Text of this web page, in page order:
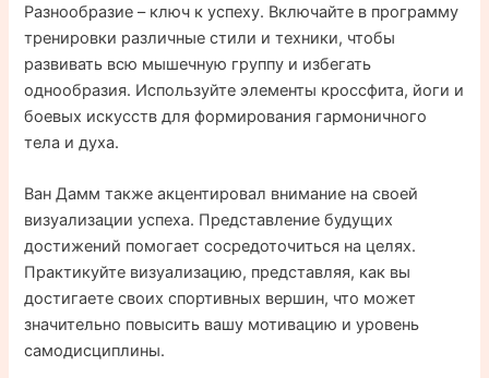
Разнообразие – ключ к успеху. Включайте в программу
тренировки различные стили и техники, чтобы
развивать всю мышечную группу и избегать
однообразия. Используйте элементы кроссфита, йоги и
боевых искусств для формирования гармоничного
тела и духа.
Ван Дамм также акцентировал внимание на своей
визуализации успеха. Представление будущих
достижений помогает сосредоточиться на целях.
Практикуйте визуализацию, представляя, как вы
достигаете своих спортивных вершин, что может
значительно повысить вашу мотивацию и уровень
самодисциплины.